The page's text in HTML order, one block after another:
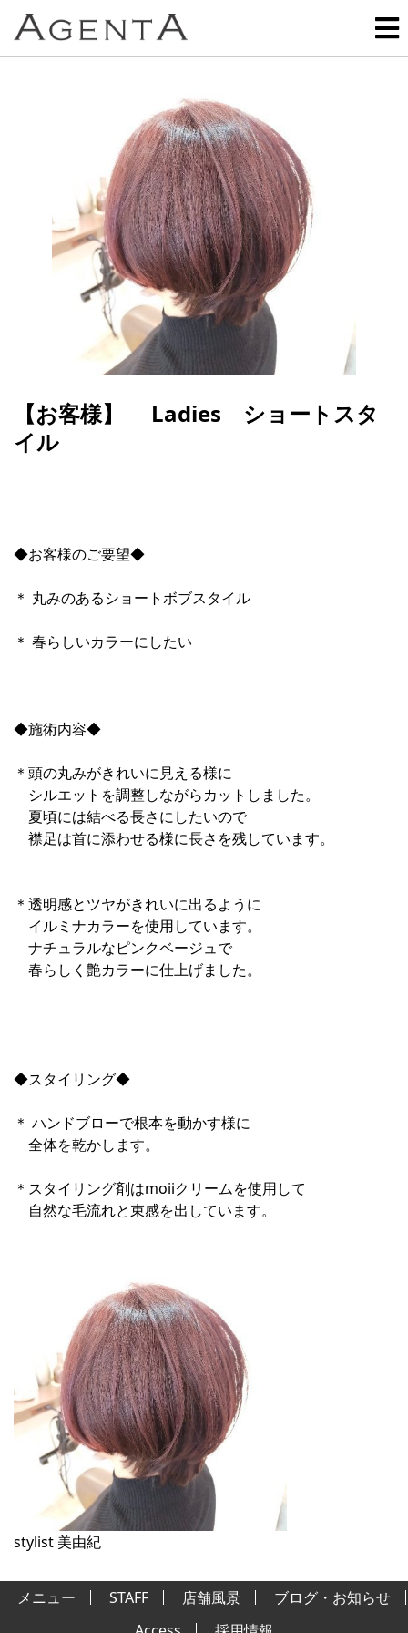
【お客様】 Ladies ショートスタ
イル
◆お客様のご要望◆
＊ 丸みのあるショートボブスタイル
＊ 春らしいカラーにしたい
◆施術内容◆
＊頭の丸みがきれいに見える様に
シルエットを調整しながらカットしました。
夏頃には結べる長さにしたいので
襟足は首に添わせる様に長さを残しています。
＊透明感とツヤがきれいに出るように
イルミナカラーを使用しています。
ナチュラルなピンクベージュで
春らしく艶カラーに仕上げました。
◆スタイリング◆
＊ ハンドブローで根本を動かす様に
全体を乾かします。
＊スタイリング剤はmoiiクリームを使用して
自然な毛流れと束感を出しています。
stylist 美由紀
メニュー STAFF 店舗風景
ブログ・お知らせ